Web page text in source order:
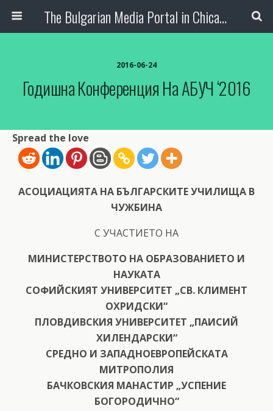
The Bulgarian Media Portal in Chicago
2016-06-24
Годишна Конференция На АБУЧ ‘2016
Spread the love
АСОЦИАЦИЯТА НА БЪЛГАРСКИТЕ УЧИЛИЩА В
ЧУЖБИНА
С УЧАСТИЕТО НА
МИНИСТЕРСТВОТО НА ОБРАЗОВАНИЕТО И
НАУКАТА
СОФИЙСКИЯТ УНИВЕРСИТЕТ „СВ. КЛИМЕНТ
ОХРИДСКИ“
ПЛОВДИВСКИЯ УНИВЕРСИТЕТ „ПАИСИЙ
ХИЛЕНДАРСКИ“
СРЕДНО И ЗАПАДНОЕВРОПЕЙСКАТА
МИТРОПОЛИЯ
БАЧКОВСКИЯ МАНАСТИР „УСПЕНИЕ
БОГОРОДИЧНО“